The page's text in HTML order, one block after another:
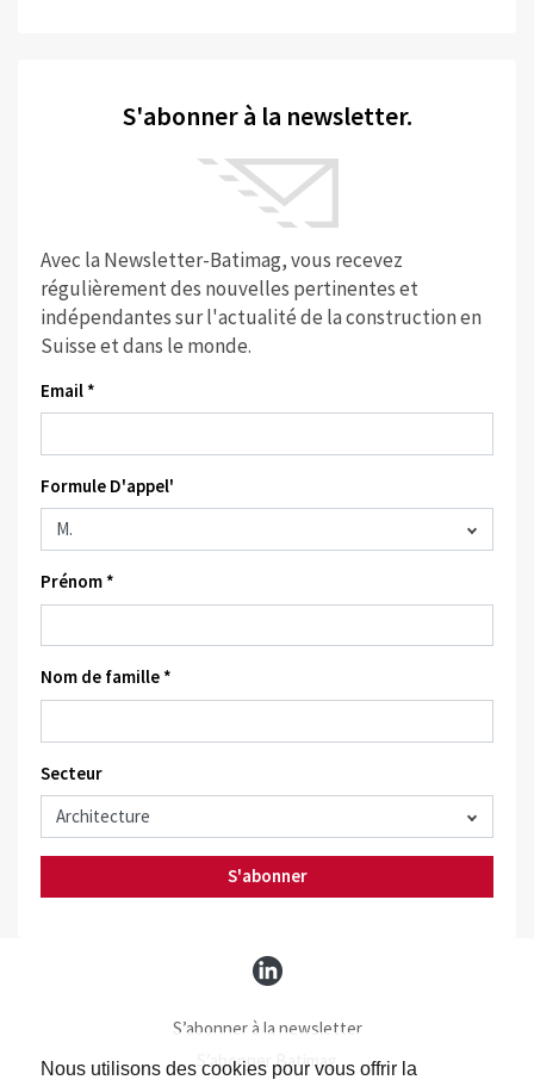
Nous utilisons des cookies pour vous offrir la
S'abonner à la newsletter.
Avec la Newsletter-Batimag, vous recevez
régulièrement des nouvelles pertinentes et
indépendantes sur l'actualité de la construction en
Suisse et dans le monde.
Email *
Formule D'appel'
Prénom *
Nom de famille *
Secteur
S'abonner
S’abonner à la newsletter
S’abonner Batimag